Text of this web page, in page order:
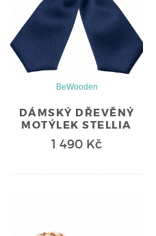
BeWooden
DÁMSKÝ DŘEVĚNÝ
MOTÝLEK STELLIA
1 490 Kč